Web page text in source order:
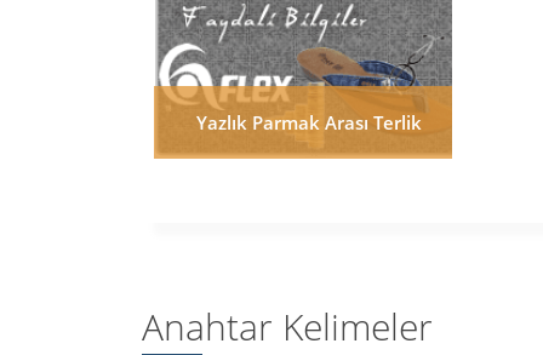
Yazlık Parmak Arası Terlik
Anahtar Kelimeler